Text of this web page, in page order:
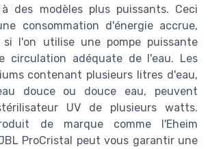
des modèles plus puissants. Ceci
consommation d'énergie accrue,
si l'on utilise une pompe puissante
circulation adéquate de l'eau. Les
contenant plusieurs litres d'eau,
douce ou douce eau, peuvent
UV de plusieurs watts.
de marque comme l'Eheim
ProCristal peut vous garantir une